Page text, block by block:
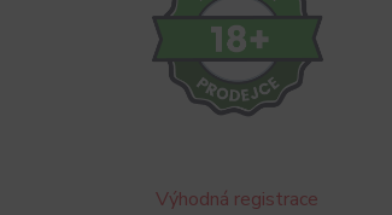
Výhodná registrace